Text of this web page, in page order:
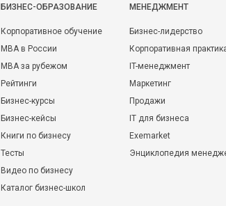
БИЗНЕС-ОБРАЗОВАНИЕ
Корпоративное обучение
MBA в России
MBA за рубежом
Рейтинги
Бизнес-курсы
Бизнес-кейсы
Книги по бизнесу
Тесты
Видео по бизнесу
Каталог бизнес-школ
МЕНЕДЖМЕНТ
Бизнес-лидерство
Корпоративная
IT-менеджмент
Маркетинг
Продажи
IT для бизнеса
Exemarket
Энциклопедия